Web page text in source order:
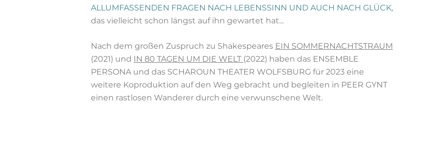
ALLUMFASSENDEN FRAGEN NACH LEBENSSINN UND AUCH NACH GLÜCK,
das vielleicht schon längst auf ihn gewartet hat...
Nach dem großen Zuspruch zu Shakespeares EIN SOMMERNACHTSTRAUM
(2021) und IN 80 TAGEN UM DIE WELT (2022) haben das ENSEMBLE
PERSONA und das SCHAROUN THEATER WOLFSBURG für 2023 eine
weitere Koproduktion auf den Weg gebracht und begleiten in PEER GYNT
einen rastlosen Wanderer durch eine verwunschene Welt.